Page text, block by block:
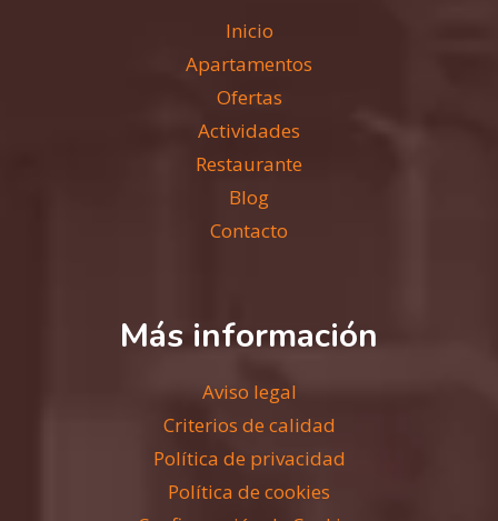
Inicio
Apartamentos
Ofertas
Actividades
Restaurante
Blog
Contacto
Más información
Aviso legal
Criterios de calidad
Política de privacidad
Política de cookies